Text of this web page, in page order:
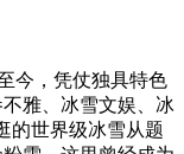
今，凭仗独具特色
雅、冰雪文娱、冰
的世界级冰雪从题